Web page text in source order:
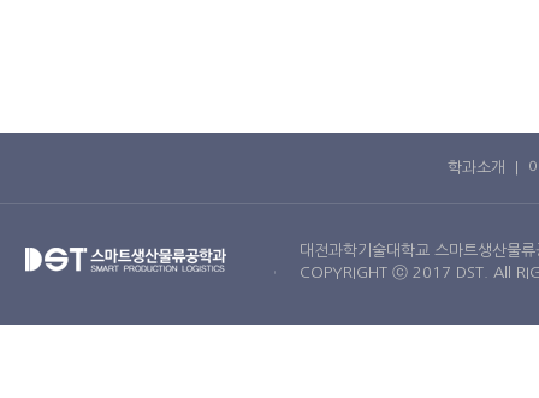
학과소개
대전과학기술대학교 스마트생산
COPYRIGHT ⓒ 2017 DST. All